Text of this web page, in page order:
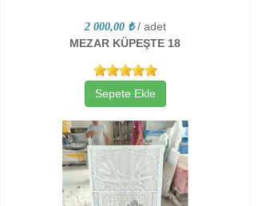
2 000,00 ₺ / adet
MEZAR KÜPEŞTE 18
Sepete Ekle